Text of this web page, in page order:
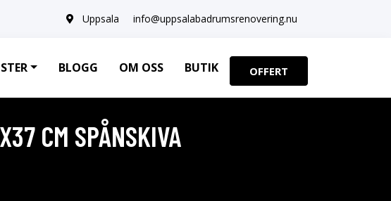
Uppsala info@uppsalabadrumsrenovering.nu
BLOGG OM OSS BUTIK OFFERT
CM SPÅNSKIVA